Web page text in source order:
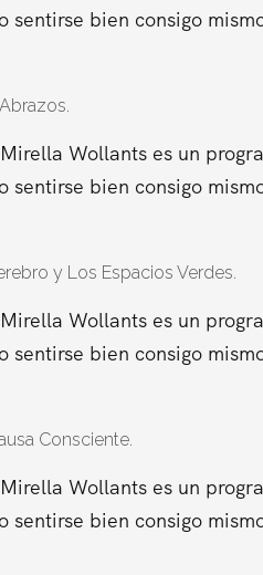
sentirse bien consigo
Wollants es un
sentirse bien consigo
y Los Espacios Verdes.
Wollants es un
sentirse bien consigo
Consciente.
Wollants es un
sentirse bien consigo